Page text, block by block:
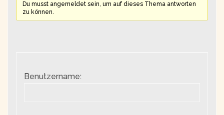
Du musst angemeldet sein, um auf dieses Thema antworten
zu können.
Benutzername: